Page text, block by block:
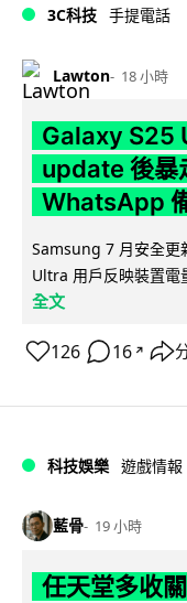
3C科技 手提電話
Lawton 18 小時
Galaxy S25
update 後暴
WhatsApp
Samsung 7 月安全更
Ultra 用戶反映裝置電
全文
126 16 ↗
科技娛樂 遊戲情報
藍骨 19 小時
任天堂多收